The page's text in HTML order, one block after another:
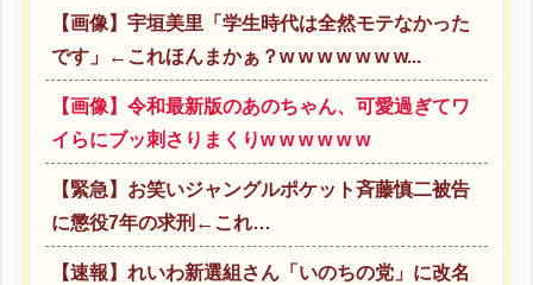
【画像】宇垣美里「学生時代は全然モテなかった
です」←これほんまかぁ？w w w w w w w...
【画像】令和最新版のあのちゃん、可愛過ぎてワ
イらにブッ刺さりまくりw w w w w w
【緊急】お笑いジャングルポケット斉藤慎二被告
に懲役7年の求刑←これ…
【速報】れいわ新選組さん「いのちの党」に改名